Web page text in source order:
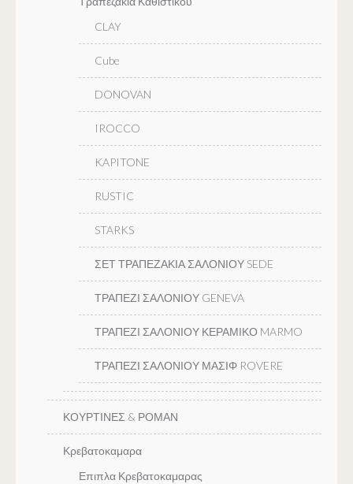
CLAY
Cube
DONOVAN
IROCCO
KAPITONE
RUSTIC
STARKS
ΣΕΤ ΤΡΑΠΕΖΑΚΙΑ ΣΑΛΟΝΙΟΥ SEDE
ΤΡΑΠΕΖΙ ΣΑΛΟΝΙΟΥ GENEVA
ΤΡΑΠΕΖΙ ΣΑΛΟΝΙΟΥ ΚΕΡΑΜΙΚΟ MARMO
ΤΡΑΠΕΖΙ ΣΑΛΟΝΙΟΥ ΜΑΣΙΦ ROVERE
ΚΟΥΡΤΙΝΕΣ & ΡΟΜΑΝ
Κρεβατοκαμαρα
Επιπλα Κρεβατοκαμαρας